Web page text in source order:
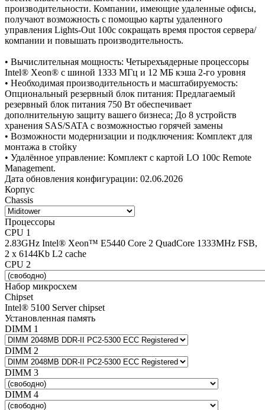
производительности. Компании, имеющие удаленные офисы,
получают возможность с помощью карты удаленного
управления Lights-Out 100c сокращать время простоя сервера/
компании и повышать производительность.
• Вычислительная мощность: Четырехъядерные процессоры
Intel® Xeon® с шиной 1333 МГц и 12 МБ кэша 2-го уровня
• Необходимая производительность и масштабируемость:
Опциональный резервный блок питания: Предлагаемый
резервный блок питания 750 Вт обеспечивает
дополнительную защиту вашего бизнеса; До 8 устройств
хранения SAS/SATA с возможностью горячей замены
• Возможности модернизации и подключения: Комплект для
монтажа в стойку
• Удалённое управление: Комплект с картой LO 100c Remote
Management.
Дата обновления конфигурации: 02.06.2026
Корпус
Chassis
Процессоры
CPU 1
2.83GHz Intel® Xeon™ E5440 Core 2 QuadCore 1333MHz FSB,
2 x 6144Kb L2 cache
CPU 2
Набор микросхем
Chipset
Intel® 5100 Server chipset
Установленная память
DIMM 1
DIMM 2
DIMM 3
DIMM 4